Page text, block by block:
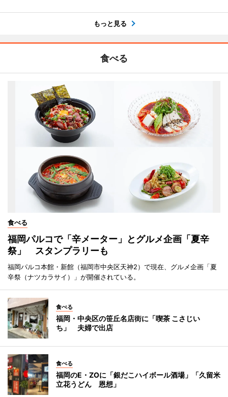
もっと見る
食べる
食べる
福岡パルコで「辛メーター」とグルメ企画「夏辛
祭」 スタンプラリーも
福岡パルコ本館・新館（福岡市中央区天神2）で現在、グルメ企画「夏
辛祭（ナツカラサイ）」が開催されている。
食べる
福岡・中央区の笹丘名店街に「喫茶 こさじい
ち」 夫婦で出店
食べる
福岡のE・ZOに「銀だこハイボール酒場」「久留米
立花うどん 恩想」